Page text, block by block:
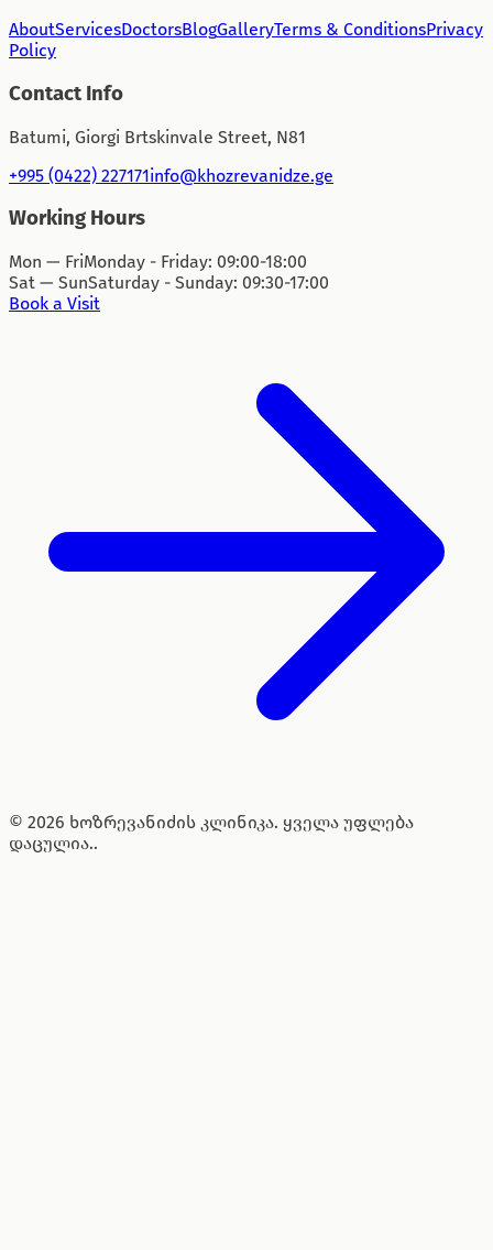
AboutServicesDoctorsBlogGalleryTerms & ConditionsPrivacy
Policy
Contact Info
Batumi, Giorgi Brtskinvale Street, N81
+995 (0422) 227171info@khozrevanidze.ge
Working Hours
Mon — FriMonday - Friday: 09:00-18:00
Sat — SunSaturday - Sunday: 09:30-17:00
Book a Visit
© 2026 ხოზრევანიძის კლინიკა. ყველა უფლება
დაცულია..